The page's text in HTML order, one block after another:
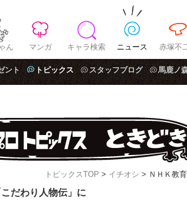
ん マンガ キャラ検索 ニュース 赤塚不
ント トピックス スタッフブログ 馬鹿ノ
トピックスTOP > イチオシ > ＮＨＫ教
だわり人物伝」に